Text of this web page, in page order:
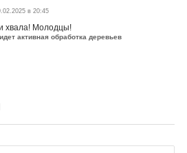
в 20:45
хвала! Молодцы!
активная обработка деревьев